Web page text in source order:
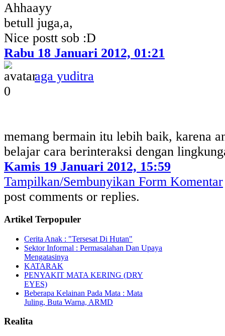
Ahhaayy
betull juga,a,
Nice postt sob :D
Rabu 18 Januari 2012, 01:21
aga yuditra
0
memang bermain itu lebih baik, karena
belajar cara berinteraksi dengan
Kamis 19 Januari 2012, 15:59
Tampilkan/Sembunyikan Form Komentar
post comments or replies.
Artikel Terpopuler
Cerita Anak : "Tersesat Di Hutan"
Sektor Informal : Permasalahan Dan Upaya
Mengatasinya
KATARAK
PENYAKIT MATA KERING (DRY
EYES)
Beberapa Kelainan Pada Mata : Mata
Juling, Buta Warna, ARMD
Realita